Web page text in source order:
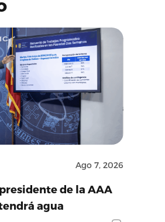
Ago 7, 2026
de la AAA
agua